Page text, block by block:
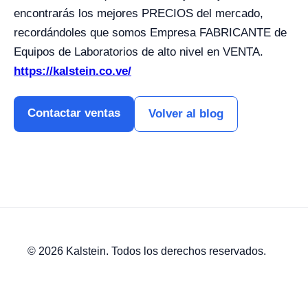
encontrarás los mejores PRECIOS del mercado,
recordándoles que somos Empresa FABRICANTE de
Equipos de Laboratorios de alto nivel en VENTA.
https://kalstein.co.ve/
Contactar ventas Volver al blog
© 2026 Kalstein. Todos los derechos reservados.